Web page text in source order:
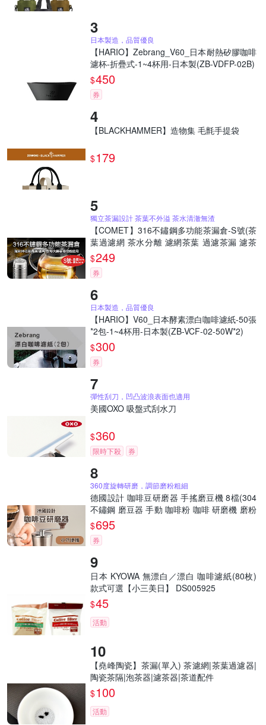
日本製造，品質優良
【HARIO】Zebrang_V60_日本耐熱矽膠咖啡
濾杯-折疊式-1~4杯用-日本製(ZB-VDFP-02B)
$450
券
【BLACKHAMMER】造物集 毛氈手提袋
$179
獨立茶漏設計 茶葉不外溢 茶水清澈無渣
【COMET】316不鏽鋼多功能茶漏倉-S號(茶
葉過濾網 茶水分離 濾網茶葉 過濾茶漏 濾茶
器/CL-001S)
$249
券
日本製造，品質優良
【HARIO】V60_日本酵素漂白咖啡濾紙-50張
*2包-1~4杯用-日本製(ZB-VCF-02-50W*2)
$300
券
彈性刮刀，凹凸波浪表面也適用
美國OXO 吸盤式刮水刀
$360
限時下殺 券
360度旋轉研磨，調節磨粉粗細
德國設計 咖啡豆研磨器 手搖磨豆機 8檔(304
不鏽鋼 磨豆器 手動 咖啡粉 咖啡 研磨機 磨粉
機 不銹鋼)
$695
券
日本 KYOWA 無漂白／漂白 咖啡濾紙(80枚)
款式可選【小三美日】 DS005925
$45
活動
【堯峰陶瓷】茶漏(單入) 茶濾網|茶葉過濾器|
陶瓷茶隔|泡茶器|濾茶器|茶道配件
$100
活動